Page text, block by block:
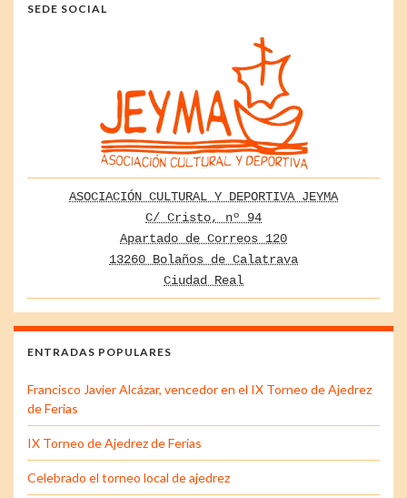
SEDE SOCIAL
ASOCIACIÓN CULTURAL Y DEPORTIVA JEYMA
C/ Cristo, nº 94
Apartado de Correos 120
13260 Bolaños de Calatrava
Ciudad Real
ENTRADAS POPULARES
Francisco Javier Alcázar, vencedor en el IX Torneo de Ajedrez
de Ferias
IX Torneo de Ajedrez de Ferias
Celebrado el torneo local de ajedrez